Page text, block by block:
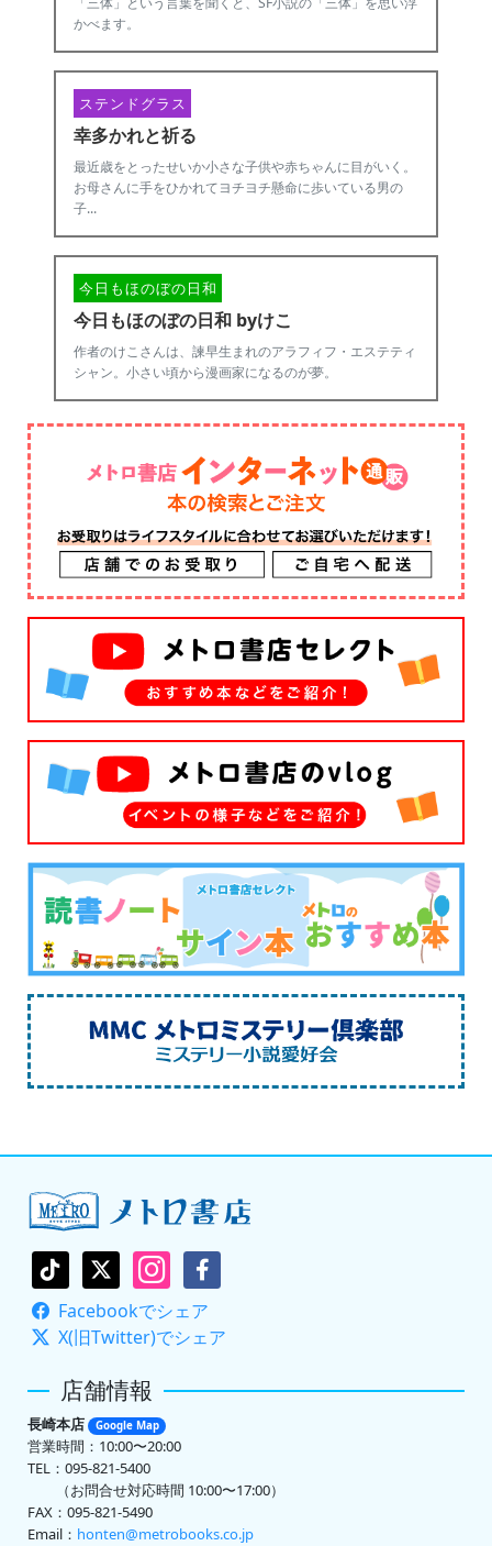
かべます。
ステンドグラス
幸多かれと祈る
最近歳をとったせいか小さな子供や赤ちゃんに目がいく。
お母さんに手をひかれてヨチヨチ懸命に歩いている男の
子...
今日もほのぼの日和
今日もほのぼの日和 byけこ
作者のけこさんは、諫早生まれのアラフィフ・エステティ
シャン。小さい頃から漫画家になるのが夢。
Facebookでシェア
X(旧Twitter)でシェア
店舗情報
長崎本店 Google Map
営業時間：10:00〜20:00
TEL：095-821-5400
（お問合せ対応時間 10:00〜17:00）
FAX：095-821-5490
Email： honten@metrobooks.co.jp